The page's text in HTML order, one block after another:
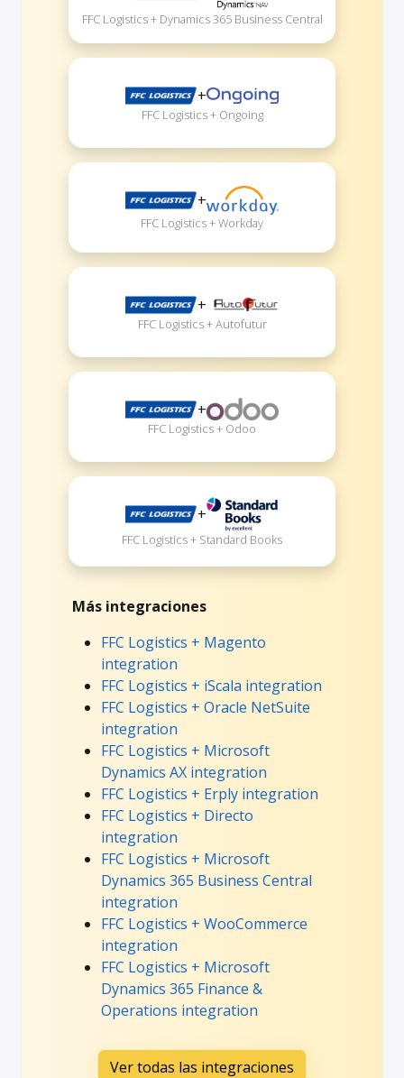
FFC Logistics + Dynamics 365 Business Central
+
FFC Logistics + Ongoing
+
FFC Logistics + Workday
+
FFC Logistics + Autofutur
+
FFC Logistics + Odoo
+
FFC Logistics + Standard Books
Más integraciones
FFC Logistics + Magento
integration
FFC Logistics + iScala integration
FFC Logistics + Oracle NetSuite
integration
FFC Logistics + Microsoft
Dynamics AX integration
FFC Logistics + Erply integration
FFC Logistics + Directo
integration
FFC Logistics + Microsoft
Dynamics 365 Business Central
integration
FFC Logistics + WooCommerce
integration
FFC Logistics + Microsoft
Dynamics 365 Finance &
Operations integration
Ver todas las integraciones